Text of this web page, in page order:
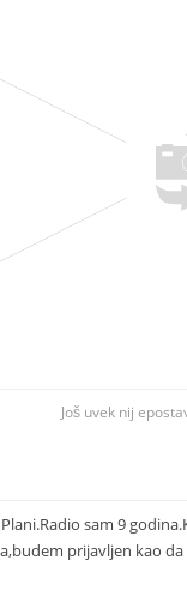
Još uvek nij
sam 9
prijavljen kao